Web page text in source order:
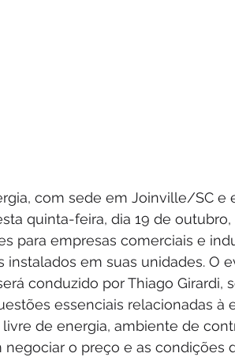
com sede em Joinville/SC e
quinta-feira, dia 19 de
para empresas comerciais e
instalados em suas unidades. O
conduzido por Thiago Girardi,
essenciais relacionadas à
de energia, ambiente de
o preço e as condições